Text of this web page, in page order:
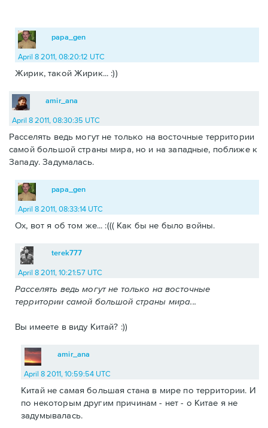
papa_gen
April 8 2011, 08:20:12 UTC
Жирик, такой Жирик... :))
amir_ana
April 8 2011, 08:30:35 UTC
Расселять ведь могут не только на восточные территории
самой большой страны мира, но и на западные, поближе к
Западу. Задумалась.
papa_gen
April 8 2011, 08:33:14 UTC
Ох, вот я об том же... :((( Как бы не было войны.
terek777
April 8 2011, 10:21:57 UTC
Расселять ведь могут не только на восточные
территории самой большой страны мира...
Вы имеете в виду Китай? :))
amir_ana
April 8 2011, 10:59:54 UTC
Китай не самая большая стана в мире по территории. И
по некоторым другим причинам - нет - о Китае я не
задумывалась.